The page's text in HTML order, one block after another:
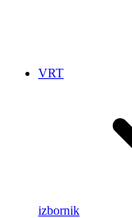
VRT
izbornik